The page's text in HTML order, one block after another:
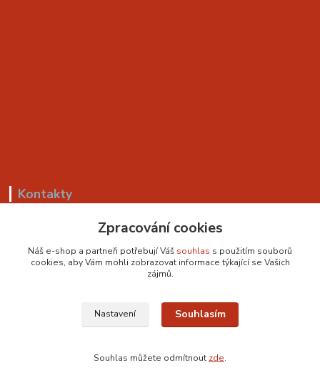
Kontakty
+420 799 530 549
sedackyvysocina@seznam.cz
Zpracování cookies
Náš e-shop a partneři potřebují Váš souhlas s použitím souborů
cookies, aby Vám mohli zobrazovat informace týkající se Vašich
zájmů.
Nastavení Souhlasím
Souhlas můžete odmítnout zde.